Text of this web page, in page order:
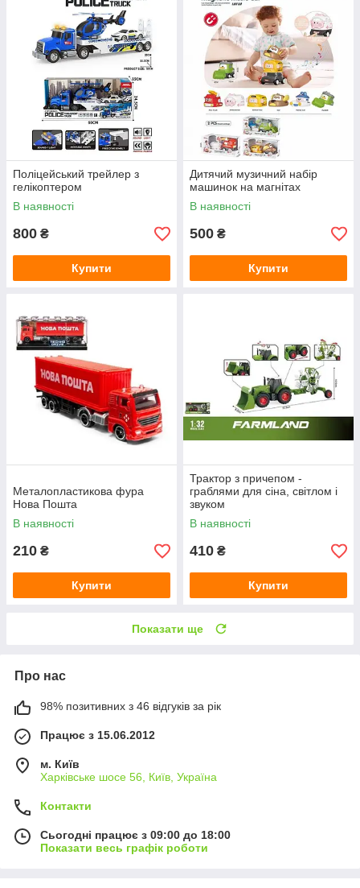
Поліцейський трейлер з
гелікоптером
В наявності
800 ₴
Купити
Дитячий музичний набір
машинок на магнітах
В наявності
500 ₴
Купити
Металопластикова фура
Нова Пошта
В наявності
210 ₴
Купити
Трактор з причепом -
граблями для сіна, світлом і
звуком
В наявності
410 ₴
Купити
Показати ще
Про нас
98% позитивних з 46 відгуків за рік
Працює з 15.06.2012
м. Київ
Харківське шосе 56, Київ, Україна
Контакти
Сьогодні працює з 09:00 до 18:00
Показати весь графік роботи